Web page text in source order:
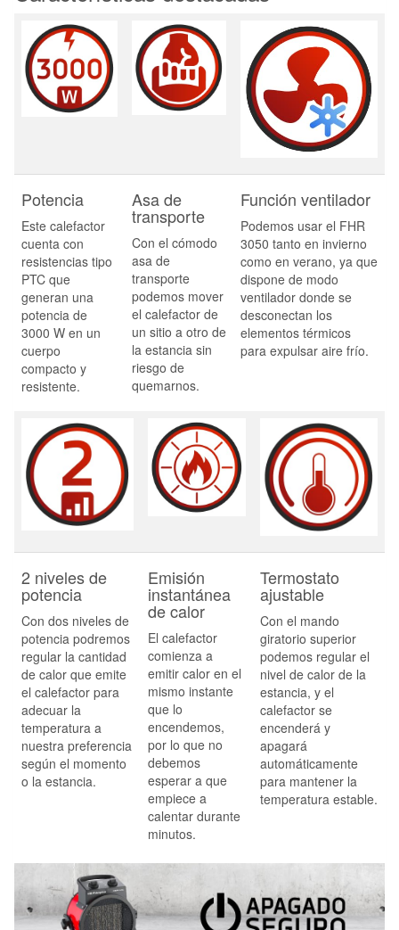
Potencia
Este calefactor
cuenta con
resistencias tipo
PTC que
generan una
potencia de
3000 W en un
cuerpo
compacto y
resistente.
Asa de
transporte
Con el cómodo
asa de
transporte
podemos mover
el calefactor de
un sitio a otro de
la estancia sin
riesgo de
quemarnos.
Función ventilador
Podemos usar el FHR
3050 tanto en invierno
como en verano, ya que
dispone de modo
ventilador donde se
desconectan los
elementos térmicos
para expulsar aire frío.
2 niveles de
potencia
Con dos niveles de
potencia podremos
regular la cantidad
de calor que emite
el calefactor para
adecuar la
temperatura a
nuestra preferencia
según el momento
o la estancia.
Emisión
instantánea
de calor
El calefactor
comienza a
emitir calor en el
mismo instante
que lo
encendemos,
por lo que no
debemos
esperar a que
empiece a
calentar durante
minutos.
Termostato
ajustable
Con el mando
giratorio superior
podemos regular el
nivel de calor de la
estancia, y el
calefactor se
encenderá y
apagará
automáticamente
para mantener la
temperatura estable.